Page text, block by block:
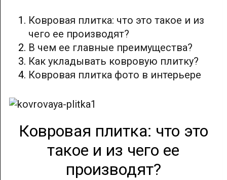
Ковровая плитка: что это такое и из
чего ее производят?
В чем ее главные преимущества?
Как укладывать ковровую плитку?
Ковровая плитка фото в интерьере
Ковровая плитка: что это
такое и из чего ее
производят?